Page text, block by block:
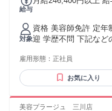
給与
24万6,400円以上（
（トータル） 44時間/
時間外手当（44h分）
※給与は経験・能力
対象
資格 美容師免許 定年
迎 学歴不問 下記など
ンなどでの美容師 ス
どの経験
雇用形態： 正社員
お気に入り
美容プラージュ 三川店